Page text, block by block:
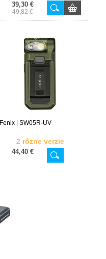
39,30 €
49,82 €
Fenix | SW05R-UV
2 rôzne verzie
44,40 €